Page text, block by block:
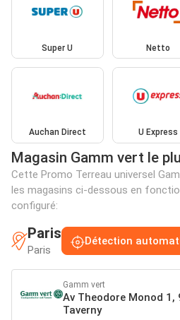
Super U Netto
Auchan Direct U Express
Magasin Gamm vert le
Cette Promo Terreau universel
les magasins ci-dessous en
configuré:
Paris
Paris
Détection
Gamm vert
Av Theodore Monod 1,
Taverny